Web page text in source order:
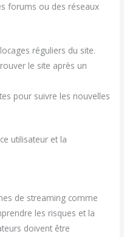
forums ou des réseaux
réguliers du site.
le site après un
pour suivre les nouvelles
utilisateur et la
de streaming comme
les risques et la
doivent être